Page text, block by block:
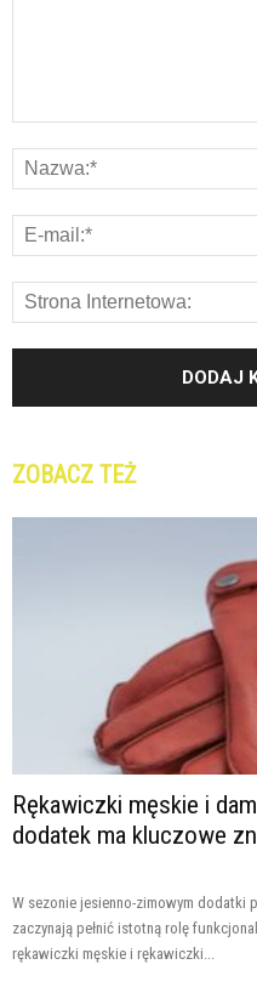
ZOBACZ TEŻ
Rękawiczki męskie i
dodatek ma kluczowe
W sezonie jesienno-zimowym dodatki
zaczynają pełnić istotną rolę
rękawiczki męskie i rękawiczki...